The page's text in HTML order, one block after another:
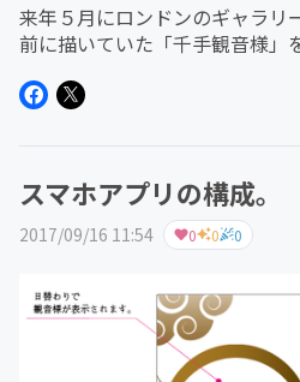
来年５月にロンドンのギャラリ
前に描いていた「千手観音様」
アレンジしました。「雷神の斧
スマホアプリの構成。
2017/09/16 11:54 0 0 0